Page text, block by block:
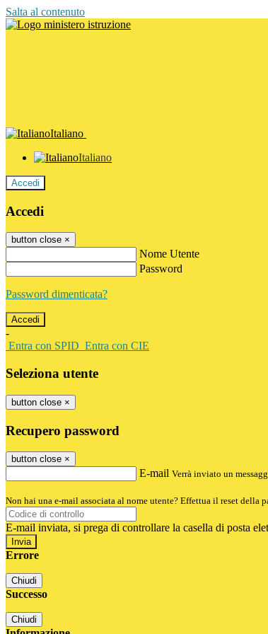
Salta al contenuto
Italiano
Italiano
Accedi
Accedi
button close ×
Nome Utente
Password
Password dimenticata?
-
Entra con SPID Entra con CIE
Seleziona utente
button close ×
Recupero password
button close ×
E-mail Verrà inviato un
Non hai una e-mail associata al nome utente? Effettua il reset della
E-mail inviata, si prega di controllare la casella di posta
Errore
Chiudi
Successo
Chiudi